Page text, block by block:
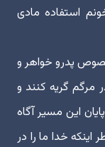
استفاده مادی
پدرو خواهر و
گریه کنند و
این مسیر آگاه
خدا ما را در